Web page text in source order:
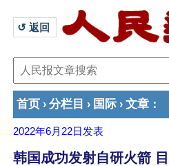
↺ 返回
首页 › 分栏目 › 国际 › 文章 ：
2022年6月22日 发表
韩国成功发射自研火箭